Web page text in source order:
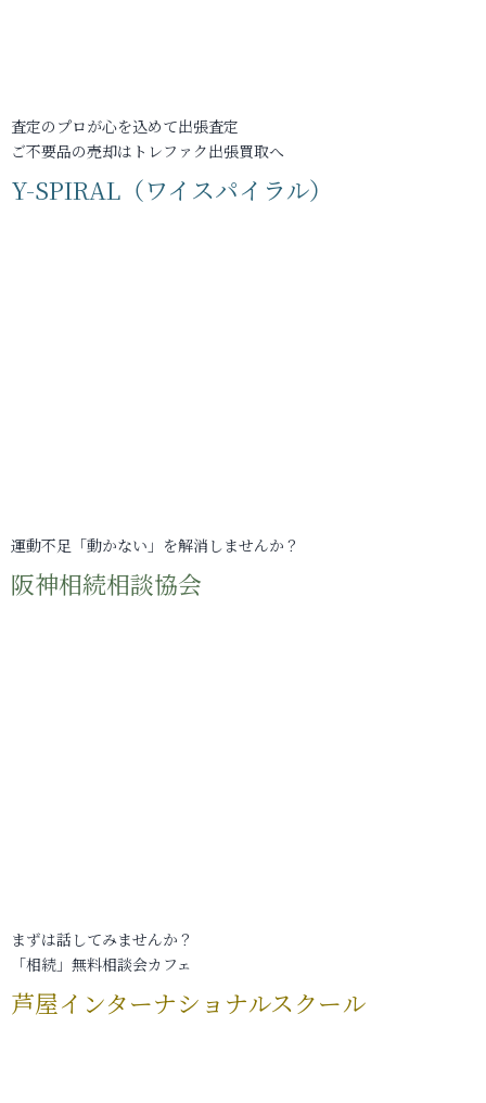
査定のプロが心を込めて出張査定
ご不要品の売却はトレファク出張買取へ
Y-SPIRAL（ワイスパイラル）
運動不足「動かない」を解消しませんか？
阪神相続相談協会
まずは話してみませんか？
「相続」無料相談会カフェ
芦屋インターナショナルスクール